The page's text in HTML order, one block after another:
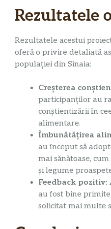
Rezultatele
Rezultatele acestui
oferă o privire detaliată
populației din Sinaia:
Creșterea
participanților au
conștientizării în
alimentare.
Îmbunătățirea
au început să
mai sănătoase,
și legume
Feedback pozitiv:
au fost bine
solicitat mai multe